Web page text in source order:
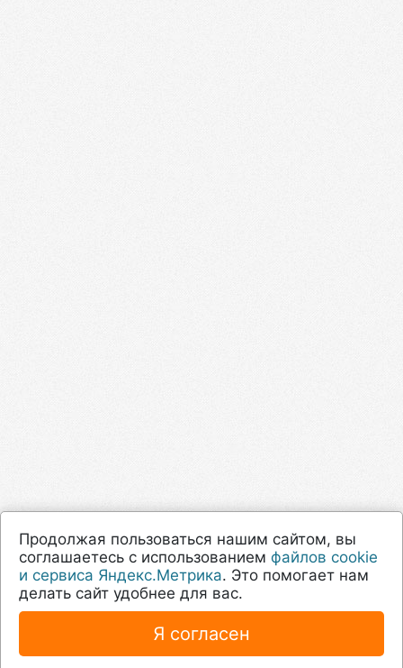
Продолжая пользоваться нашим сайтом, вы
соглашаетесь с использованием файлов cookie
и сервиса Яндекс.Метрика. Это помогает нам
делать сайт удобнее для вас.
Я согласен